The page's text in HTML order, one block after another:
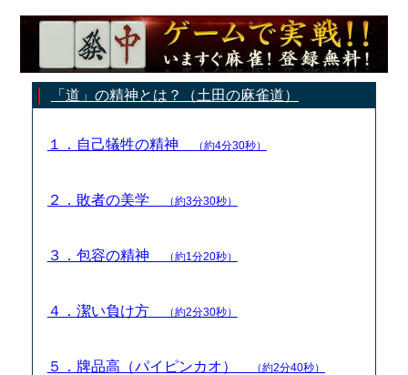
「道」の精神とは？（土田の麻雀道）
１．自己犠牲の精神 （約4分30秒）
２．敗者の美学 （約3分30秒）
３．包容の精神 （約1分20秒）
４．潔い負け方 （約2分30秒）
５．牌品高（パイピンカオ） （約2分40秒）